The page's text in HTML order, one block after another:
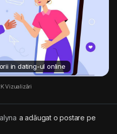
in dating-ul online
Vizualizări
a adăugat o postare pe